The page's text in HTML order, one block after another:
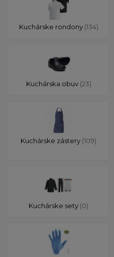
Kuchárske rondony (134)
Kuchárska obuv (23)
Kuchárske zástery (109)
Kuchárske sety (0)